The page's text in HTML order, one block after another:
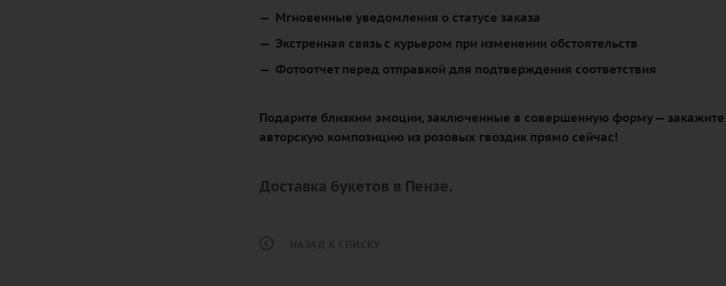
Мгновенные уведомления о статусе заказа
Экстренная связь с курьером при изменении обстоятельств
Фотоотчет перед отправкой для подтверждения соответствия
Подарите близким эмоции, заключенные в совершенную форму — закажите
авторскую композицию из розовых гвоздик прямо сейчас!
Доставка букетов в Пензе.